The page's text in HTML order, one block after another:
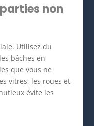
non
Utilisez du
bâches en
que vous ne
vitres, les roues et
évite les